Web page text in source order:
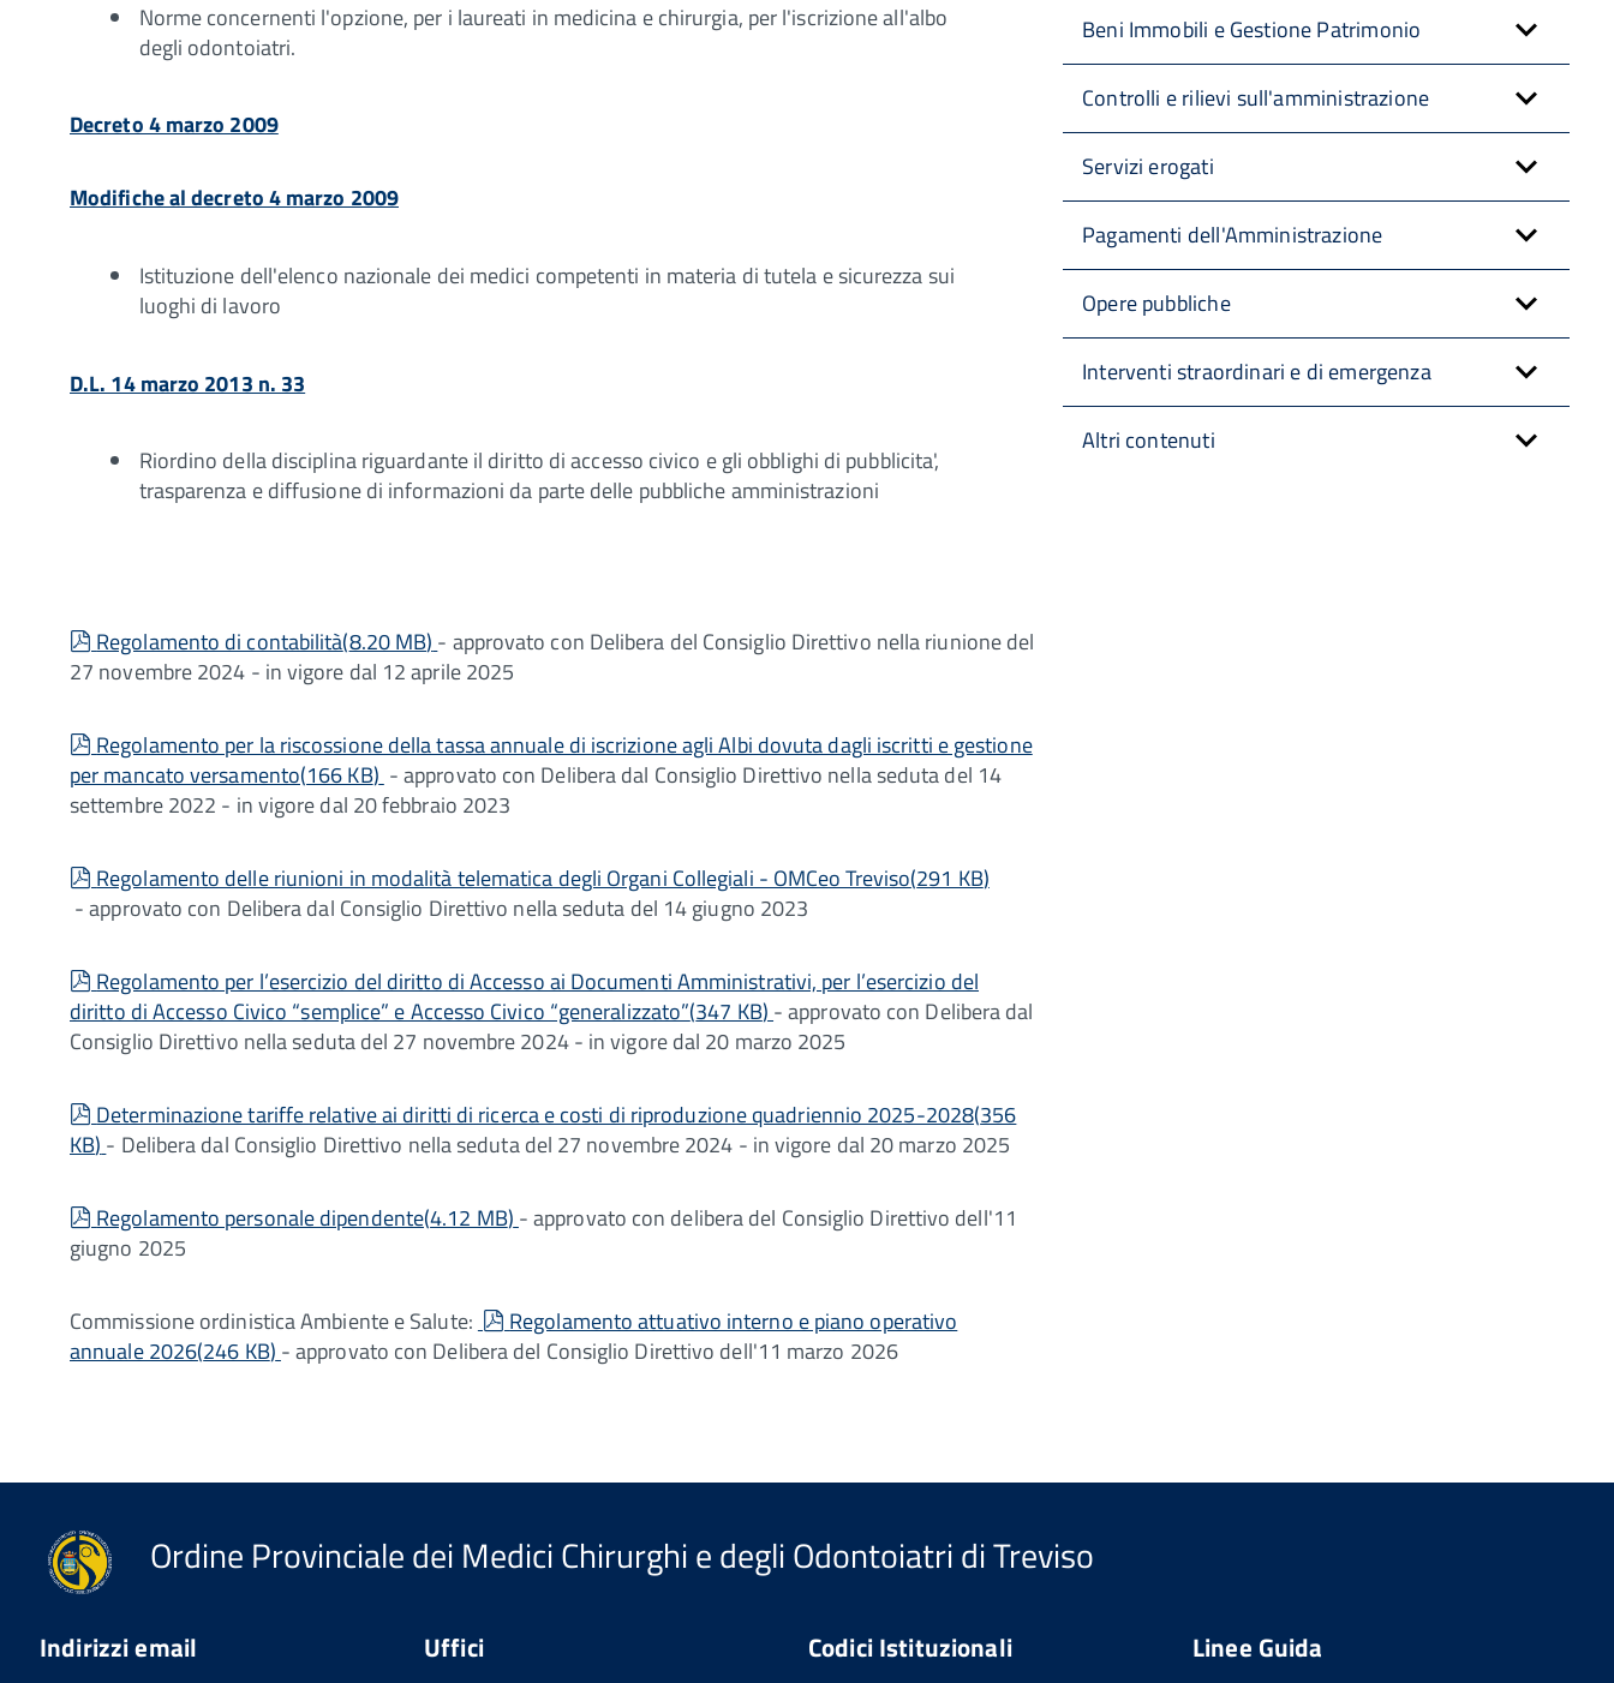
Norme concernenti l'opzione, per i laureati in medicina e chirurgia, per l'iscrizione all'albo
degli odontoiatri.
Decreto 4 marzo 2009
Modifiche al decreto 4 marzo 2009
Istituzione dell'elenco nazionale dei medici competenti in materia di tutela e sicurezza sui
luoghi di lavoro
D.L. 14 marzo 2013 n. 33
Riordino della disciplina riguardante il diritto di accesso civico e gli obblighi di pubblicita',
trasparenza e diffusione di informazioni da parte delle pubbliche amministrazioni
pdf
Regolamento di contabilità(8.20 MB) - approvato con Delibera del Consiglio Direttivo nella riunione del
27 novembre 2024 - in vigore dal 12 aprile 2025
pdf
Regolamento per la riscossione della tassa annuale di iscrizione agli Albi dovuta dagli iscritti e gestione
per mancato versamento(166 KB) - approvato con Delibera dal Consiglio Direttivo nella seduta del 14
settembre 2022 - in vigore dal 20 febbraio 2023
pdf
Regolamento delle riunioni in modalità telematica degli Organi Collegiali - OMCeo Treviso(291 KB)
- approvato con Delibera dal Consiglio Direttivo nella seduta del 14 giugno 2023
pdf
Regolamento per l’esercizio del diritto di Accesso ai Documenti Amministrativi, per l’esercizio del
diritto di Accesso Civico “semplice” e Accesso Civico “generalizzato”(347 KB) - approvato con Delibera dal
Consiglio Direttivo nella seduta del 27 novembre 2024 - in vigore dal 20 marzo 2025
pdf
Determinazione tariffe relative ai diritti di ricerca e costi di riproduzione quadriennio 2025-2028(356
KB) - Delibera dal Consiglio Direttivo nella seduta del 27 novembre 2024 - in vigore dal 20 marzo 2025
pdf
Regolamento personale dipendente(4.12 MB) - approvato con delibera del Consiglio Direttivo dell'11
giugno 2025
Commissione ordinistica Ambiente e Salute: pdf
Regolamento attuativo interno e piano operativo
annuale 2026(246 KB) - approvato con Delibera del Consiglio Direttivo dell'11 marzo 2026
Beni Immobili e Gestione Patrimonio
Controlli e rilievi sull'amministrazione
Servizi erogati
Pagamenti dell'Amministrazione
Opere pubbliche
Interventi straordinari e di emergenza
Altri contenuti
Ordine Provinciale dei Medici Chirurghi e degli Odontoiatri di Treviso
Indirizzi email Uffici Codici Istituzionali Linee Guida